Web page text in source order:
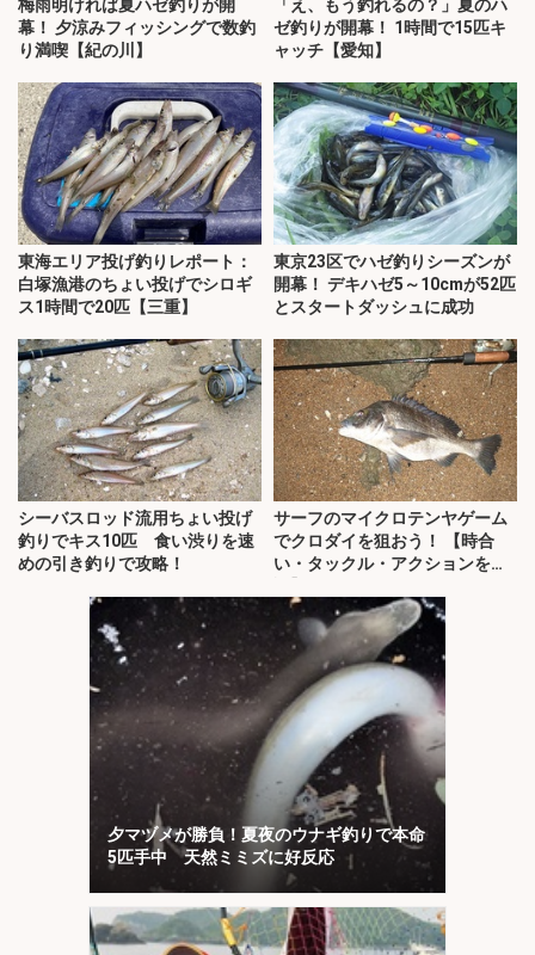
梅雨明ければ夏ハゼ釣りが開
幕！ 夕涼みフィッシングで数釣
り満喫【紀の川】
「え、もう釣れるの？」夏のハ
ゼ釣りが開幕！ 1時間で15匹キ
ャッチ【愛知】
東海エリア投げ釣りレポート：
白塚漁港のちょい投げでシロギ
ス1時間で20匹【三重】
東京23区でハゼ釣りシーズンが
開幕！ デキハゼ5～10cmが52匹
とスタートダッシュに成功
シーバスロッド流用ちょい投げ
釣りでキス10匹 食い渋りを速
めの引き釣りで攻略！
サーフのマイクロテンヤゲーム
でクロダイを狙おう！ 【時合
い・タックル・アクションを解
夕マヅメが勝負！夏夜のウナギ釣りで本命
5匹手中 天然ミミズに好反応